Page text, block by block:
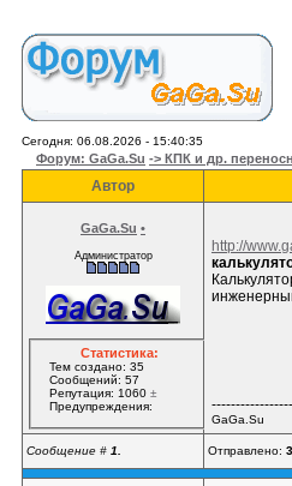
Сегодня: 06.08.2026 - 15:40:35
Форум: GaGa.Su -> КПК и др.
Автор
GaGa.Su •
Администратор
Статистика:
Тем создано: 35
Сообщений: 57
Репутация: 1060±
Предупреждения:
http://
GaGa.Su
Сообщение # 1. Отправлено: